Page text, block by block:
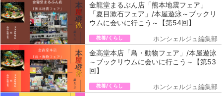
金龍堂まるぶん店「熊本地震フェア」
「夏目漱石フェア」/本屋遊泳～ブックリ
ウムに会いに行こう～【第54回】
教養/くらし ホンシェルジュ編集部
金高堂本店「鳥・動物フェア」/本屋遊泳
～ブックリウムに会いに行こう～【第53
回】
教養/くらし ホンシェルジュ編集部